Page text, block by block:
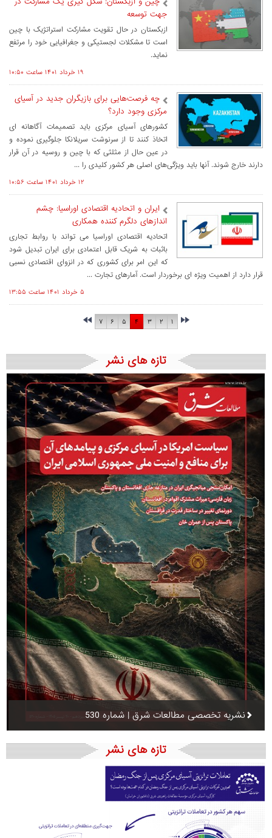
جهت توسعه
ازبکستان در حال تقویت مشارکت استراتژیک با چین
است تا مشکلات لجستیکی و جغرافیایی خود را مرتفع
نماید.
۱۹ خرداد ۱۴۰۱ ساعت ۱۰:۵۰
چه فرصت‌هایی برای بازیگران جدید در آسیای
مرکزی وجود دارد؟
کشورهای آسیای مرکزی باید تصمیمات آگاهانه ای
اتخاذ کنند تا از سرنوشت سریلانکا جلوگیری نموده و
در عین حال از مثلثی که با چین و روسیه در آن قرار
دارند خارج شوند. آنها باید ویژگی‌های اصلی هر کشور کلیدی را ...
۱۲ خرداد ۱۴۰۱ ساعت ۱۰:۵۶
ایران و اتحادیه اقتصادی اوراسیا: چشم
اندازهای دلگرم کننده همکاری
اتحادیه اقتصادی اوراسیا می تواند با روابط تجاری
باثبات به شریک قابل اعتمادی برای ایران تبدیل شود
که این امر برای کشوری که در انزوای اقتصادی نسبی
قرار دارد از اهمیت ویژه ای برخوردار است. آمارهای تجارت ...
۵ خرداد ۱۴۰۱ ساعت ۱۳:۵۵
۱ ۲ ۳ ۴ ۵ ۶ ۷
تازه های نشر
نشریه تخصصی مطالعات شرق | شماره 530
تازه های نشر